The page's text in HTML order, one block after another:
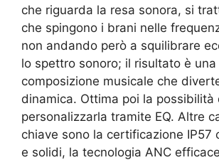
che riguarda la resa sonora, si
che spingono i brani nelle
non andando però a squilibrare
lo spettro sonoro; il risultato è una
composizione musicale che
dinamica. Ottima poi la possibilità
personalizzarla tramite EQ. Altre
chiave sono la certificazione IP57
e solidi, la tecnologia ANC